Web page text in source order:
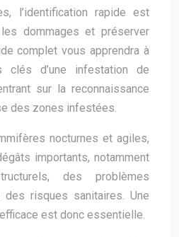
l’identification rapide est
dommages et préserver
complet vous apprendra à
clés d’une infestation de
sur la reconnaissance
des zones infestées.
nocturnes et agiles,
importants, notamment
des problèmes
risques sanitaires. Une
est donc essentielle.